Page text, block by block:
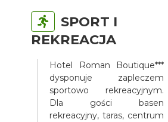
SPORT I
REKREACJA
Hotel Roman Boutique***
dysponuje zapleczem
sportowo rekreacyjnym.
Dla gości basen
rekreacyjny, taras, centrum